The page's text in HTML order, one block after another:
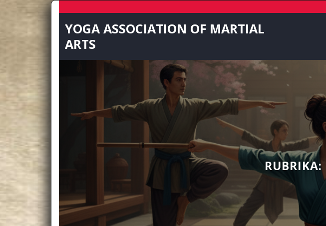
content
YOGA ASSOCIATION OF MARTIAL
ARTS
RUBRIKA: